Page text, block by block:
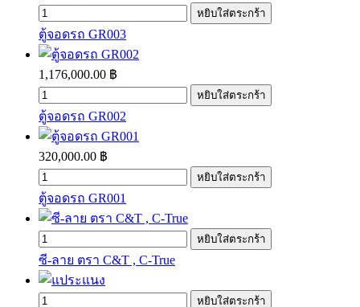
ตู้จอดรถ GR003
1,176,000.00 ฿
ตู้จอดรถ GR002
320,000.00 ฿
ตู้จอดรถ GR001
ซี-ลาย ตรา C&T , C-True